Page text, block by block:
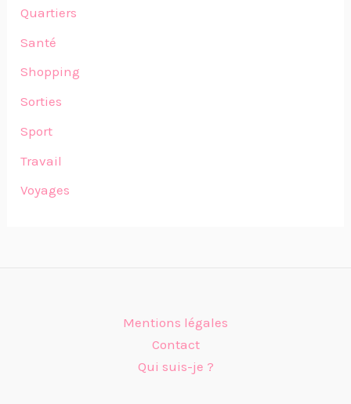
Quartiers
Santé
Shopping
Sorties
Sport
Travail
Voyages
Mentions légales
Contact
Qui suis-je ?